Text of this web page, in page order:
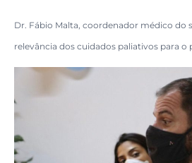
Dr. Fábio Malta, coordenador médico do
relevância dos cuidados paliativos para o